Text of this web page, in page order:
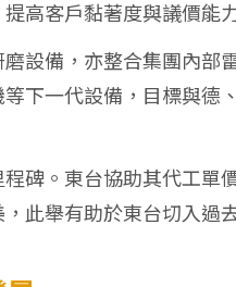
高客戶黏著度與議價能
磨設備，亦整合集團內
下一代設備，目標與德
碑。東台協助其代工單
此舉有助於東台切入過